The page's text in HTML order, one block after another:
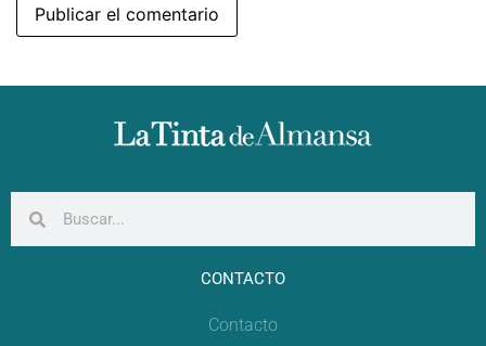
CONTACTO
Contacto